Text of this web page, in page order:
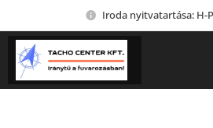
Iroda nyitvatartása: H-